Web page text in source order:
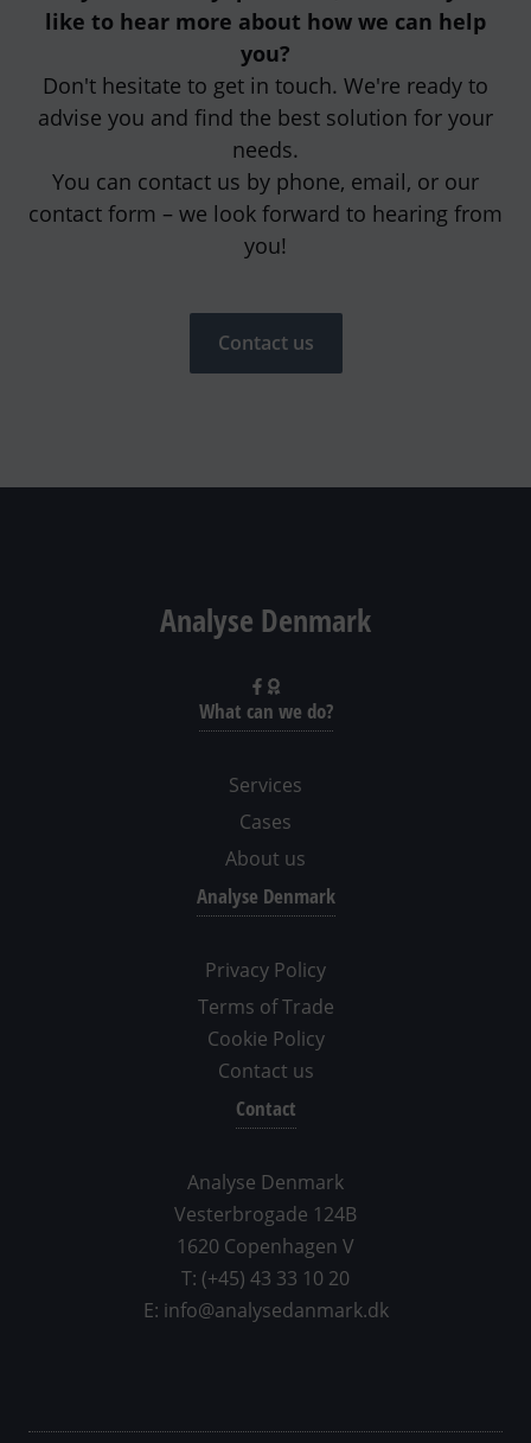
like to hear more about how we can help
you?
Don't hesitate to get in touch. We're ready to
advise you and find the best solution for your
needs.
You can contact us by phone, email, or our
contact form – we look forward to hearing from
you!
Contact us
Analyse Denmark
What can we do?
Services
Cases
About us
Analyse Denmark
Privacy Policy
Terms of Trade
Cookie Policy
Contact us
Contact
Analyse Denmark
Vesterbrogade 124B
1620 Copenhagen V
T: (+45) 43 33 10 20
E: info@analysedanmark.dk